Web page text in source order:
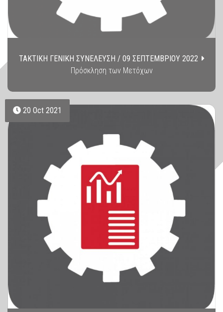
ΤΑΚΤΙΚΗ ΓΕΝΙΚΗ ΣΥΝΕΛΕΥΣΗ / 09 ΣΕΠΤΕΜΒΡΙΟΥ 2022
Πρόσκληση των Μετόχων
20 Oct 2021